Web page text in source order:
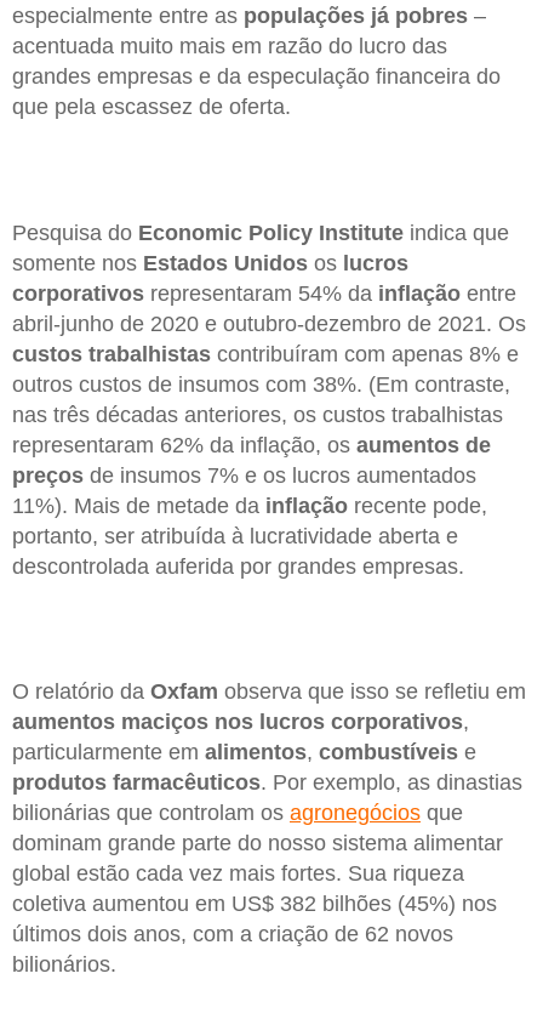
especialmente entre as populações já pobres –
acentuada muito mais em razão do lucro das
grandes empresas e da especulação financeira do
que pela escassez de oferta.
Pesquisa do Economic Policy Institute indica que
somente nos Estados Unidos os lucros
corporativos representaram 54% da inflação entre
abril-junho de 2020 e outubro-dezembro de 2021. Os
custos trabalhistas contribuíram com apenas 8% e
outros custos de insumos com 38%. (Em contraste,
nas três décadas anteriores, os custos trabalhistas
representaram 62% da inflação, os aumentos de
preços de insumos 7% e os lucros aumentados
11%). Mais de metade da inflação recente pode,
portanto, ser atribuída à lucratividade aberta e
descontrolada auferida por grandes empresas.
O relatório da Oxfam observa que isso se refletiu em
aumentos maciços nos lucros corporativos,
particularmente em alimentos, combustíveis e
produtos farmacêuticos. Por exemplo, as dinastias
bilionárias que controlam os agronegócios que
dominam grande parte do nosso sistema alimentar
global estão cada vez mais fortes. Sua riqueza
coletiva aumentou em US$ 382 bilhões (45%) nos
últimos dois anos, com a criação de 62 novos
bilionários.